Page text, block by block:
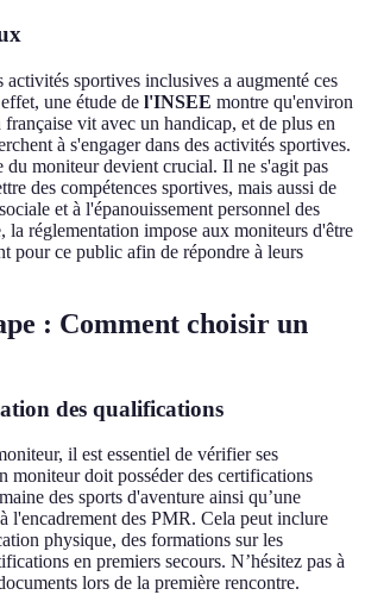
activités sportives inclusives a augmenté ces
une étude de l'INSEE montre qu'environ
vit avec un handicap, et de plus en
à s'engager dans des activités sportives.
du moniteur devient crucial. Il ne s'agit pas
des compétences sportives, mais aussi de
et à l'épanouissement personnel des
la réglementation impose aux moniteurs d'être
pour ce public afin de répondre à leurs
: Comment choisir un
des qualifications
il est essentiel de vérifier ses
moniteur doit posséder des certifications
des sports d'aventure ainsi qu’une
l'encadrement des PMR. Cela peut inclure
physique, des formations sur les
en premiers secours. N’hésitez pas à
lors de la première rencontre.